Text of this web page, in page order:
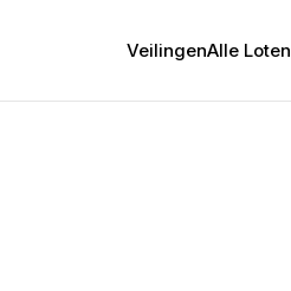
VeilingenAlle Loten